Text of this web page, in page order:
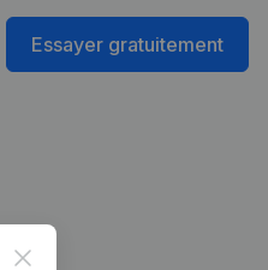
Essayer gratuitement
Close